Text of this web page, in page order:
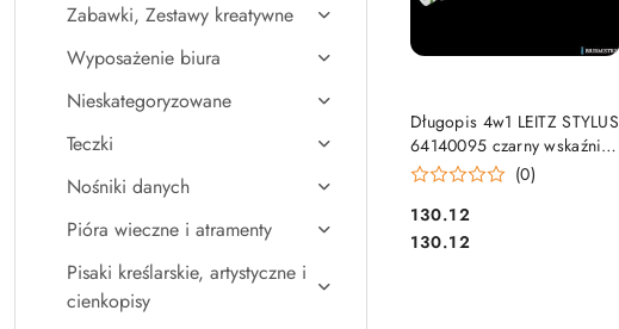
Zabawki, Zestawy kreatywne
Wyposażenie biura
Nieskategoryzowane
Teczki
Nośniki danych
Pióra wieczne i atramenty
Pisaki kreślarskie, artystyczne i
cienkopisy
Długopis 4w1 LEITZ STYLUS
64140095 czarny wskaźnik
mini latarka rysik
(0)
Cena:
130.12
Cena:
130.12
DO KOSZYKA